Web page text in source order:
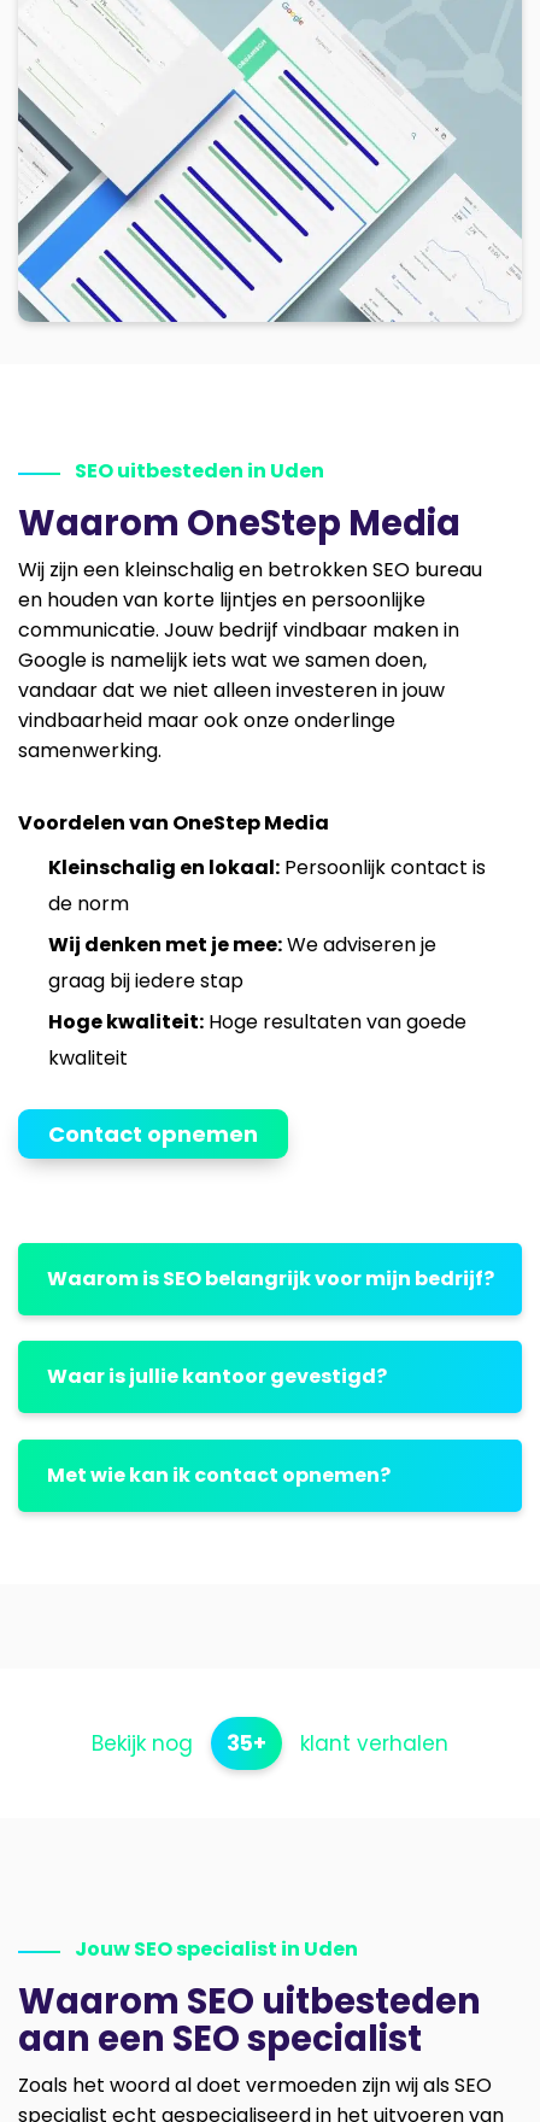
SEO uitbesteden in Uden
Waarom OneStep Media
Wij zijn een kleinschalig en betrokken SEO bureau
en houden van korte lijntjes en persoonlijke
communicatie. Jouw bedrijf vindbaar maken in
Google is namelijk iets wat we samen doen,
vandaar dat we niet alleen investeren in jouw
vindbaarheid maar ook onze onderlinge
samenwerking.
Voordelen van OneStep Media
Kleinschalig en lokaal: Persoonlijk contact is
de norm
Wij denken met je mee:We adviseren je
graag bij iedere stap
Hoge kwaliteit: Hoge resultaten van goede
kwaliteit
Contact opnemen
Waarom is SEO belangrijk voor mijn bedrijf?
Waar is jullie kantoor gevestigd?
Met wie kan ik contact opnemen?
Bekijk nog 35+ klant verhalen
Jouw SEO specialist in Uden
Waarom SEO uitbesteden
aan een SEO specialist
Zoals het woord al doet vermoeden zijn wij als SEO
specialist echt gespecialiseerd in het uitvoeren van